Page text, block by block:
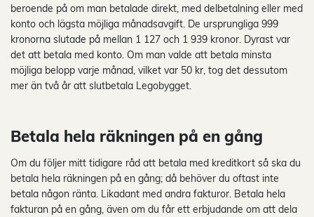
beroende på om man betalade direkt, med delbetalning eller med
konto och lägsta möjliga månadsavgift. De ursprungliga 999
kronorna slutade på mellan 1 127 och 1 939 kronor. Dyrast var
det att betala med konto. Om man valde att betala minsta
möjliga belopp varje månad, vilket var 50 kr, tog det dessutom
mer än två år att slutbetala Legobygget.
Betala hela räkningen på en gång
Om du följer mitt tidigare råd att betala med kreditkort så ska du
betala hela räkningen på en gång; då behöver du oftast inte
betala någon ränta. Likadant med andra fakturor. Betala hela
fakturan på en gång, även om du får ett erbjudande om att dela